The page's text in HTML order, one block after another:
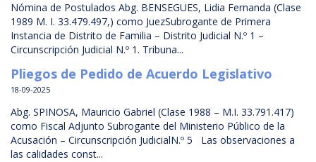
Nómina de Postulados Abg. BENSEGUES, Lidia Fernanda (Clase
1989 M. I. 33.479.497,) como JuezSubrogante de Primera
Instancia de Distrito de Familia – Distrito Judicial N.º 1 –
Circunscripción Judicial N.º 1. Tribuna...
Pliegos de Pedido de Acuerdo Legislativo
18-09-2025
Abg. SPINOSA, Mauricio Gabriel (Clase 1988 – M.I. 33.791.417)
como Fiscal Adjunto Subrogante del Ministerio Público de la
Acusación – Circunscripción JudicialN.º 5 Las observaciones a
las calidades const...